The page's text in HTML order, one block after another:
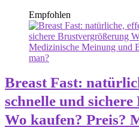
Empfohlen
Breast Fast:
schnelle und
Wo kaufen? Preis?